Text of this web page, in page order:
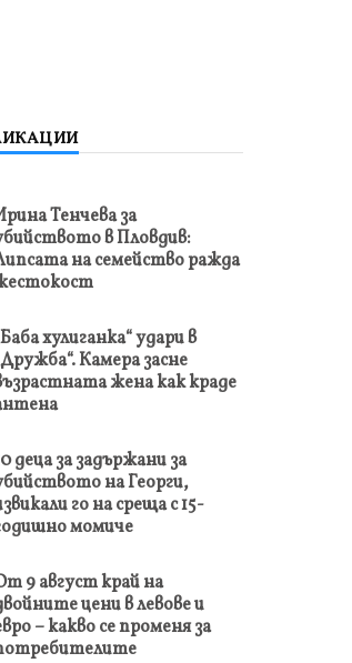
Тенчева за
в Пловдив:
на семейство ражда
хулиганка“ удари в
Камера засне
жена как краде
деца за задържани за
на Георги,
го на среща с 15-
момиче
9 август край на
цени в левове и
– какво се променя за